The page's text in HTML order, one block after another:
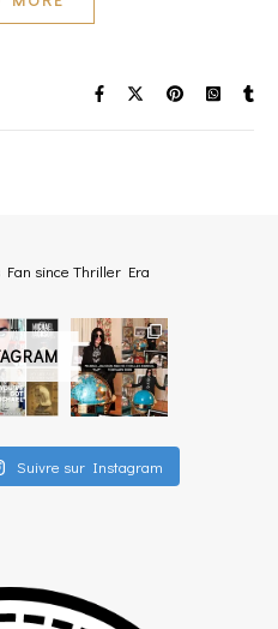
Fan since Thriller Era
Suivre sur Instagram